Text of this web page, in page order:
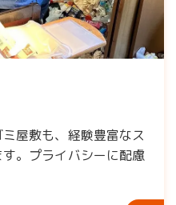
屋敷も、経験豊富なス
。プライバシーに配慮